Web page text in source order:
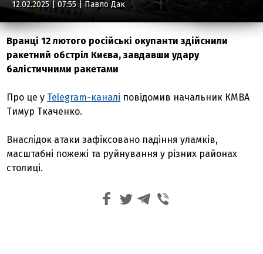
12.02.2025 | 07:55 | Павло Дак
Вранці 12 лютого російські окупанти здійснили
ракетний обстріл Києва, завдавши удару
балістичними ракетами
Про це у Telegram-каналі повідомив начальник КМВА
Тимур Ткаченко.
Внаслідок атаки зафіксовано падіння уламків,
масштабні пожежі та руйнування у різних районах
столиці.